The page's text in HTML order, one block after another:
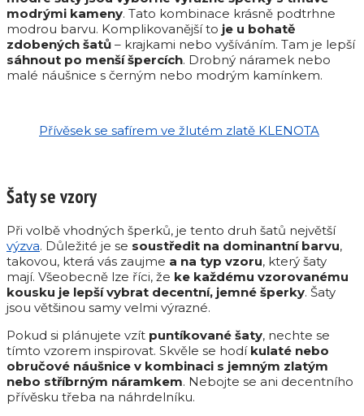
modrými kameny. Tato kombinace krásně podtrhne
modrou barvu. Komplikovanější to je u bohatě
zdobených šatů – krajkami nebo vyšíváním. Tam je lepší
sáhnout po menší špercích. Drobný náramek nebo
malé náušnice s černým nebo modrým kamínkem.
Přívěsek se safírem ve žlutém zlatě KLENOTA
Šaty se vzory
Při volbě vhodných šperků, je tento druh šatů největší
výzva. Důležité je se soustředit na dominantní barvu,
takovou, která vás zaujme a na typ vzoru, který šaty
mají. Všeobecně lze říci, že ke každému vzorovanému
kousku je lepší vybrat decentní, jemné šperky. Šaty
jsou většinou samy velmi výrazné.
Pokud si plánujete vzít puntíkované šaty, nechte se
tímto vzorem inspirovat. Skvěle se hodí kulaté nebo
obručové náušnice v kombinaci s jemným zlatým
nebo stříbrným náramkem. Nebojte se ani decentního
přívěsku třeba na náhrdelníku.